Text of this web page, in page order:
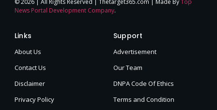
© 2026 | All Rights Reserved | Thetarget365.com | Made ByTop
News Portal Development Company.
Links
About Us
Contact Us
Disclaimer
Privacy Policy
Support
Advertisement
Our Team
DNPA Code Of Ethics
Terms and Condition